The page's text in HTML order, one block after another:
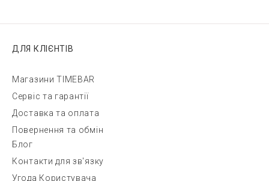
ДЛЯ КЛІЄНТІВ
Магазини TIMEBAR
Сервіс та гарантії
Доставка та оплата
Повернення та обмін
Блог
Контакти для зв'язку
Угода Користувача